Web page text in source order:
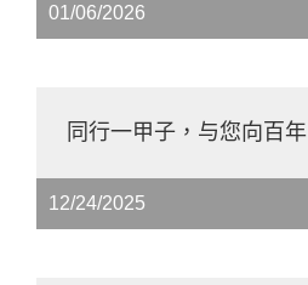
01/06/2026
同行一甲子，与您向百年
12/24/2025